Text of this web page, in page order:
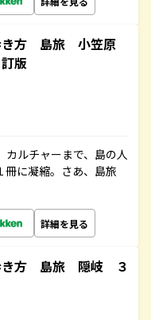
き方 島旅 小笠原
版
カルチャーまで、島の人
冊に凝縮。さあ、島旅
詳細を見る
き方 島旅 隠岐 ３